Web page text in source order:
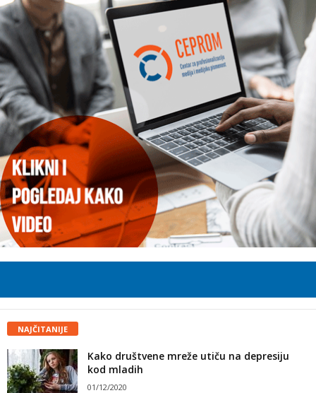
NAJČITANIJE
Kako društvene mreže utiču na depresiju
kod mladih
01/12/2020